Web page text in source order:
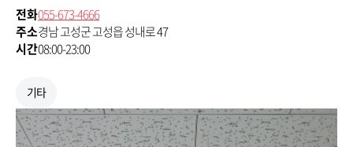
전화055-673-4666
주소경남 고성군 고성읍 성내로 47
시간08:00-23:00
기타